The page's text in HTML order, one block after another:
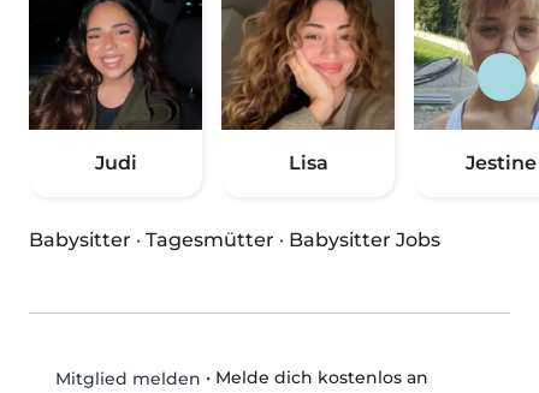
Judi Lisa Jestine
Babysitter · Tagesmütter · Babysitter Jobs
Mitglied melden • Melde dich kostenlos an